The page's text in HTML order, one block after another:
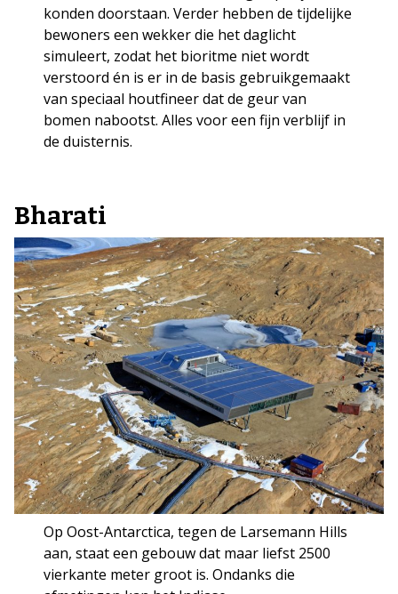
konden doorstaan. Verder hebben de tijdelijke
bewoners een wekker die het daglicht
simuleert, zodat het bioritme niet wordt
verstoord én is er in de basis gebruikgemaakt
van speciaal houtfineer dat de geur van
bomen nabootst. Alles voor een fijn verblijf in
de duisternis.
Bharati
Op Oost-Antarctica, tegen de Larsemann Hills
aan, staat een gebouw dat maar liefst 2500
vierkante meter groot is. Ondanks die